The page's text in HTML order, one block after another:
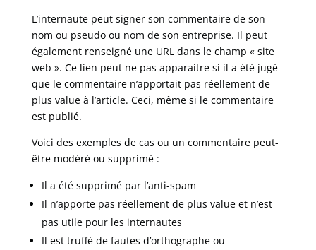
L’internaute peut signer son commentaire de son
nom ou pseudo ou nom de son entreprise. Il peut
également renseigné une URL dans le champ « site
web ». Ce lien peut ne pas apparaitre si il a été jugé
que le commentaire n’apportait pas réellement de
plus value à l’article. Ceci, même si le commentaire
est publié.
Voici des exemples de cas ou un commentaire peut-
être modéré ou supprimé :
Il a été supprimé par l’anti-spam
Il n’apporte pas réellement de plus value et n’est
pas utile pour les internautes
Il est truffé de fautes d’orthographe ou